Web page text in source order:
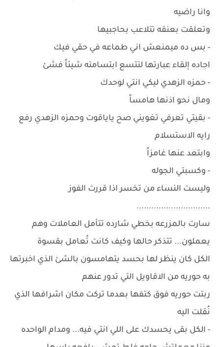
وانا راضيه
وتعلقت بعنقه تتلاعب بحاجبيها
- بس ده ميمنعش اني طماعه في حقي فيك
اجاده إلقاء عبارتها لتتسع ابتسامته شيئاً فشئ
- حمزه الزهدي ليكي انتي لوحدك
ومال نحو اذنها هامساً
- بقيتي تعرفي تغويني صح ياياقوت وحمزه الزهدي رفع
رايه الاستسلام
وابتعد عنها غامزاً
- وكسبتي الجوله
وليست النساء من تخسر اذا قررت الفوز
..............................
سارت بالمزرعه بخطي شارده تتأمل العاملات وهم
يعملون... تتذكر حالها وكيف كانت تُعامل بقسوة
الكل كان ينظر لها بحسد يتهامسون بالشئ الذي اخبرتها
به حوريه من الاقاويل التي تدور عنهم
ربتت حوريه فوق كتفها بعدما تركت مكان اشرافها الذي
نُقلت اليه
- الكل بقى يحسدك على اللي انتي فيه... ومدام الواحده